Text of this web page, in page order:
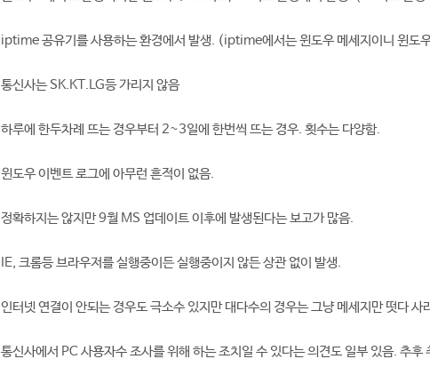
iptime 공유기를 사용하는 환경에서 발생. (iptime에서는 윈도우 메세지이니 윈도
통신사는 SK.KT.LG등 가리지 않음
하루에 한두차례 뜨는 경우부터 2~3일에 한번씩 뜨는 경우. 횟수는 다양함.
윈도우 이벤트 로그에 아무런 흔적이 없음.
정확하지는 않지만 9월 MS 업데이트 이후에 발생된다는 보고가 많음.
IE, 크롬등 브라우저를 실행중이든 실행중이지 않든 상관 없이 발생.
인터넷 연결이 안되는 경우도 극소수 있지만 대다수의 경우는 그냥 메세지만 떳다 사
통신사에서 PC 사용자수 조사를 위해 하는 조치일 수 있다는 의견도 일부 있음. 추